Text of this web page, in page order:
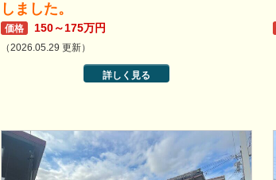
しました。
価格 150～175万円
（2026.05.29 更新）
詳しく見る